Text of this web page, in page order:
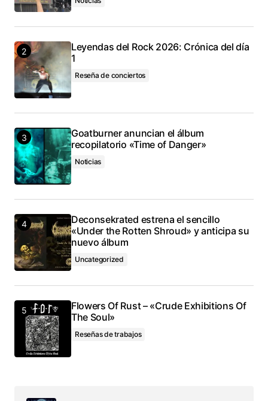
Leyendas del Rock 2026: Crónica del día
1
Reseña de conciertos
Goatburner anuncian el álbum
recopilatorio «Time of Danger»
Noticias
Deconsekrated estrena el sencillo
«Under the Rotten Shroud» y anticipa su
nuevo álbum
Uncategorized
Flowers Of Rust – «Crude Exhibitions Of
The Soul»
Reseñas de trabajos